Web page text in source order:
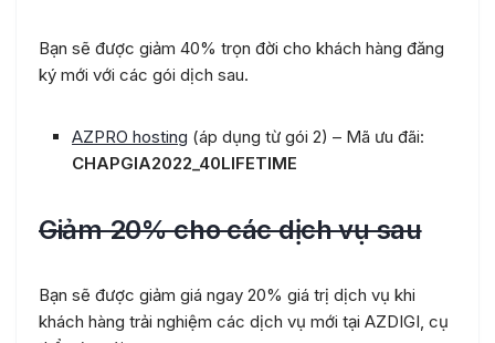
Bạn sẽ được giảm 40% trọn đời cho khách hàng đăng
ký mới với các gói dịch sau.
AZPRO hosting (áp dụng từ gói 2) – Mã ưu đãi:
CHAPGIA2022_40LIFETIME
Giảm 20% cho các dịch vụ sau
Bạn sẽ được giảm giá ngay 20% giá trị dịch vụ khi
khách hàng trải nghiệm các dịch vụ mới tại AZDIGI, cụ